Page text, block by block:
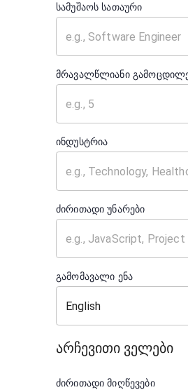
სამუშაოს სათაური
მრავალწლიანი
ინდუსტრია
ძირითადი უნარები
გამომავალი ენა
არჩევითი ველები
ძირითადი მიღწევები